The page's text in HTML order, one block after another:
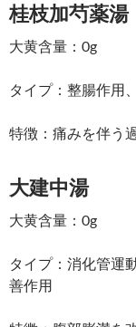
桂枝加芍薬湯
大黄含量：0g
タイプ：整腸作用
特徴：痛みを伴う
大建中湯
大黄含量：0g
タイプ：消化管運
善作用